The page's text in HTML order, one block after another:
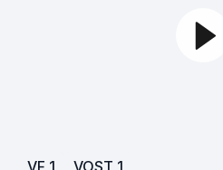
VF 1 VOST 1